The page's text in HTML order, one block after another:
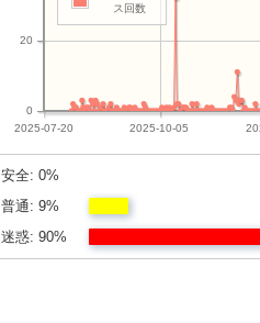
2025-07-20 2025-10-05
0
20
ス回数
安全: 0%
普通: 9%
迷惑: 90%